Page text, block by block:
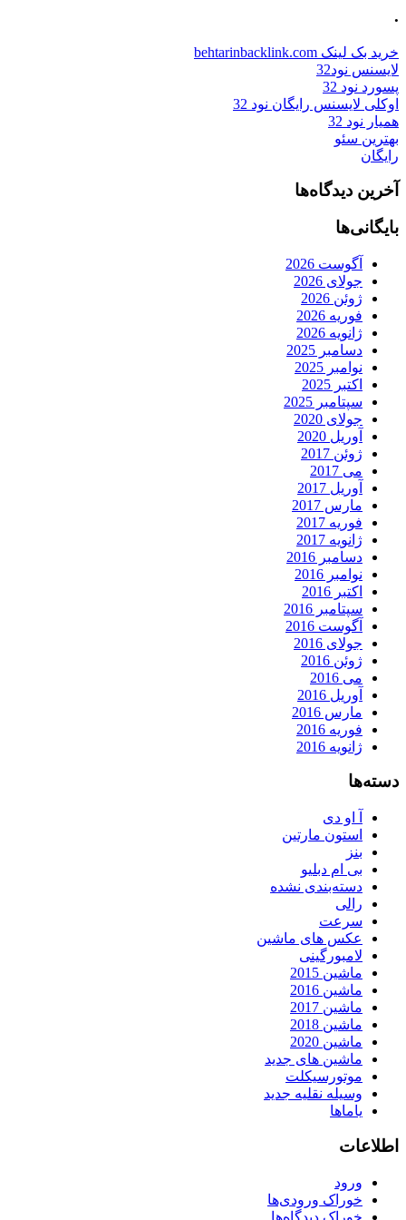
.
خرید بک لینک behtarinbacklink.com
لایسنس نود32
پسورد نود 32
اوکلی لایسنس رایگان نود 32
همیار نود 32
بهترین سئو
رایگان
آخرین دیدگاه‌ها
بایگانی‌ها
آگوست 2026
جولای 2026
ژوئن 2026
فوریه 2026
ژانویه 2026
دسامبر 2025
نوامبر 2025
اکتبر 2025
سپتامبر 2025
جولای 2020
آوریل 2020
ژوئن 2017
می 2017
آوریل 2017
مارس 2017
فوریه 2017
ژانویه 2017
دسامبر 2016
نوامبر 2016
اکتبر 2016
سپتامبر 2016
آگوست 2016
جولای 2016
ژوئن 2016
می 2016
آوریل 2016
مارس 2016
فوریه 2016
ژانویه 2016
دسته‌ها
آ او دی
استون مارتین
بنز
بی ام دبلیو
دسته‌بندی نشده
رالی
سرعت
عکس های ماشین
لامبورگینی
ماشین 2015
ماشین 2016
ماشین 2017
ماشین 2018
ماشین 2020
ماشین های جدید
موتورسیکلت
وسیله نقلیه جدید
یاماها
اطلاعات
ورود
خوراک ورودی‌ها
خوراک دیدگاه‌ها